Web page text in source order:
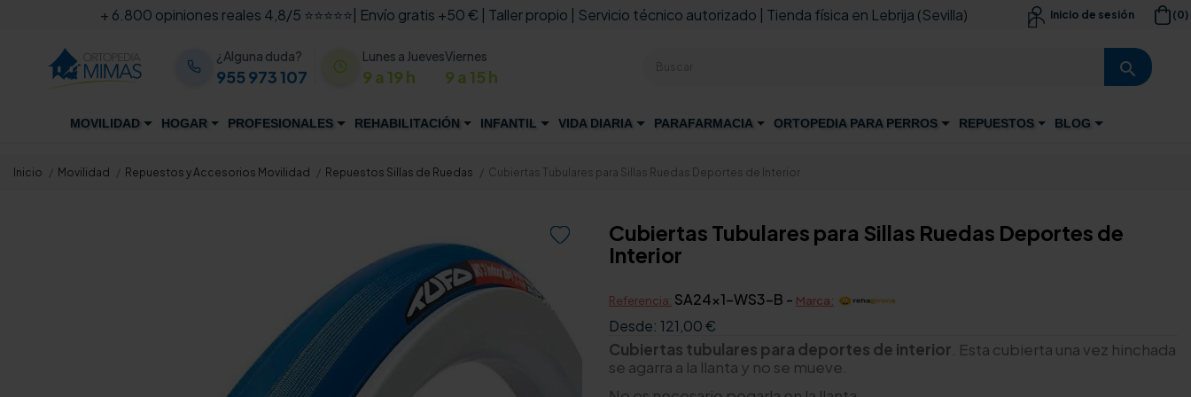
+ 6.800 opiniones reales 4,8/5 ⭐⭐⭐⭐⭐| Envío gratis +50 € | Taller propio | Servicio técnico autorizado | Tienda física en Lebrija (Sevilla)  Inicio de sesión (0)
¿Alguna duda?
955 973 107
Lunes a Jueves
9 a 19 h
Viernes
9 a 15 h search
MOVILIDAD HOGAR PROFESIONALES REHABILITACIÓN INFANTIL VIDA DIARIA PARAFARMACIA ORTOPEDIA PARA PERROS REPUESTOS BLOG
Inicio Movilidad Repuestos y Accesorios Movilidad Repuestos Sillas de Ruedas Cubiertas Tubulares para Sillas Ruedas Deportes de Interior

Cubiertas Tubulares para Sillas Ruedas Deportes de
Interior
Referencia: SA24x1-WS3-B - Marca:
Desde: 121,00 €
Cubiertas tubulares para deportes de interior . Esta cubierta una vez hinchada
se agarra a la llanta y no se mueve.